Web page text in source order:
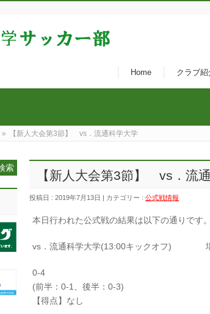
Home クラブ紹
» 【新人大会第3節】 vs．流通科学大学
【新人大会第3節】 vs．流
投稿日 : 2019年7月13日 | カテゴリー : 公式戦情報
本日行われた公式戦の結果は以下の通りです。
vs．流通科学大学(13:00キックオフ) 場
0-4
(前半：0-1、後半：0-3)
【得点】なし